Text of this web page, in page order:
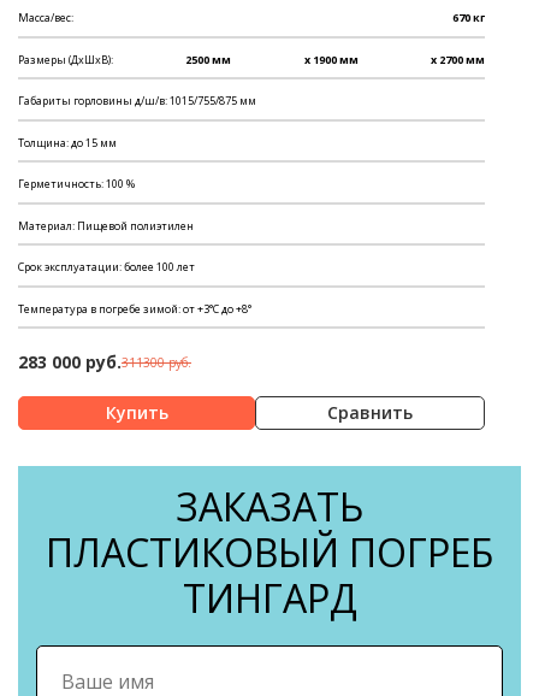
Масса/вес: 670 кг
Размеры (ДхШхВ): 2500 мм x 1900 мм x 2700 мм
Габариты горловины д/ш/в: 1015/755/875 мм
Толщина: до 15 мм
Герметичность: 100 %
Материал: Пищевой полиэтилен
Срок эксплуатации: более 100 лет
Температура в погребе зимой: от +3°С до +8°
283 000 руб.311300 руб.
Сравнить
ЗАКАЗАТЬ
ПЛАСТИКОВЫЙ ПОГРЕБ
ТИНГАРД